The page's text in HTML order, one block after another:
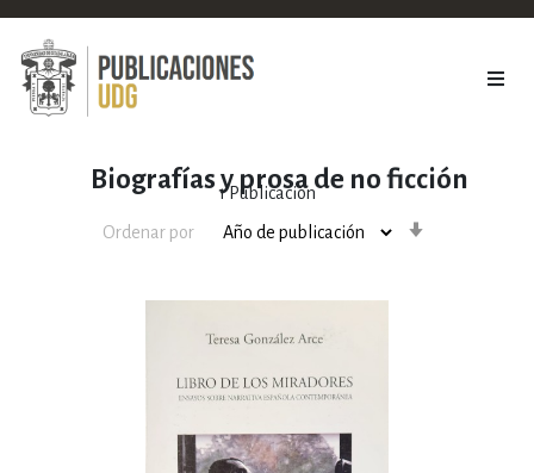
Biografías y prosa de no ficción
1Publicación
Ordenar por